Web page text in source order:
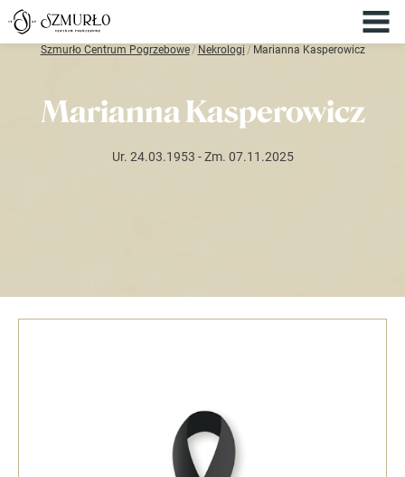
Szmurło Centrum Pogrzebowe/ Nekrologi / Marianna Kasperowicz
Marianna Kasperowicz
Ur. 24.03.1953 - Zm. 07.11.2025